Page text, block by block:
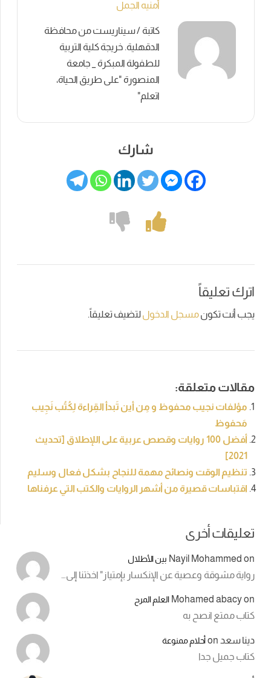
أمنيه الجمل
كاتبة / سيناريست من محافظة
الدقهلية. خريجة كلية التربية
للطفولة المبكرة _ جامعة
المنصورة "على طريق الحياة،
اتعلم"
شارك
اترك تعليقاً
يجب أنت تكونمسجل الدخوللتضيف تعليقاً.
مقالات متعلقة:
مؤلفات نجيب محفوظ و مِن أين تَبدأ القِراءة لِكُتُب نَجِيب
مَحفوظ
أفضل 100 روايات وقصص عربية على اللإطلاق [تحديث
2021]
تنظيم الوقت ونصائح مهمة للنجاح بشكل فعال وسليم
اقتباسات قصيرة من أشهر الروايات والكتب التي عرفناها
تعليقات أخرى
Nayil Mohammed on بين الأطلال
رواية مشوقة وعصية عن الإنكسار بإمتياز" اخذتنا إلى…
Mohamed abacyon العلم المرح
كتاب ممتع انصح به
دينا سعد onأحلام ممنوعة
كتاب جميل جدا